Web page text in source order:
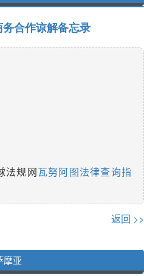
合作谅解备忘录
法规网瓦努阿图法律查询指
返回 >>
摩亚